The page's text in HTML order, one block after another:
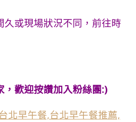
久或現場狀況不同，前往時
，歡迎按讚加入粉絲團:)